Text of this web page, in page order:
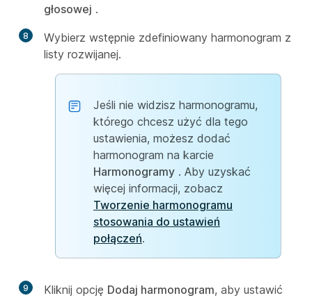
głosowej .
8
Wybierz wstępnie zdefiniowany harmonogram z
listy rozwijanej.
Jeśli nie widzisz harmonogramu,
którego chcesz użyć dla tego
ustawienia, możesz dodać
harmonogram na karcie
Harmonogramy . Aby uzyskać
więcej informacji, zobacz
Tworzenie harmonogramu
stosowania do ustawień
połączeń.
9 Kliknij opcję Dodaj harmonogram, aby ustawić